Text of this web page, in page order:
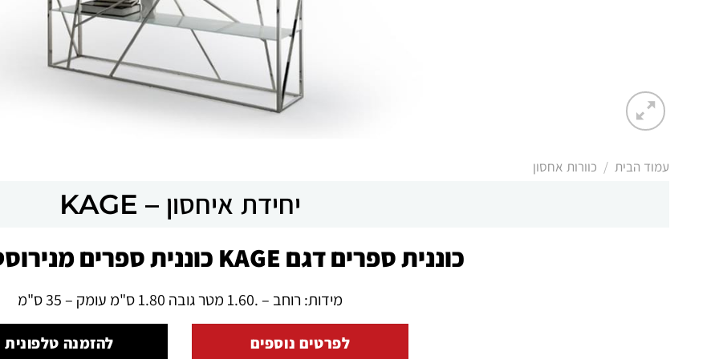
עמוד הבית / כוורות אחסון
יחידת איחסון – KAGE
כוננית ספרים דגם KAGE כוננית ספרים מנירוסטה וזכוכית
מידות: רוחב – .1.60 מטר גובה 1.80 ס"מ עומק – 35 ס"מ
לפרטים נוספים להזמנה טלפונית